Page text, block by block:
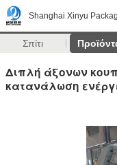
Shanghai Xinyu
Σπίτι
Διπλή άξονων
κατανάλωση